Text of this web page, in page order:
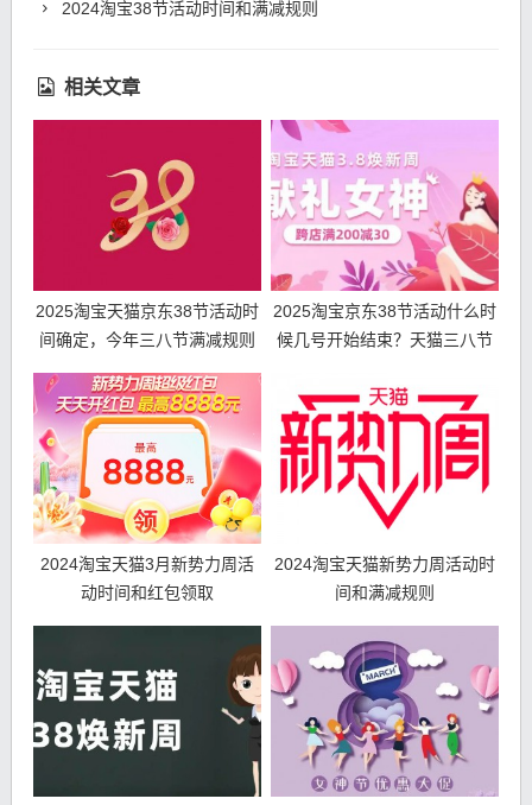
2024淘宝38节活动时间和满减规则
相关文章
2025淘宝天猫京东38节活动时
间确定，今年三八节满减规则
2025淘宝京东38节活动什么时
候几号开始结束？天猫三八节
2024淘宝天猫3月新势力周活
动时间和红包领取
2024淘宝天猫新势力周活动时
间和满减规则